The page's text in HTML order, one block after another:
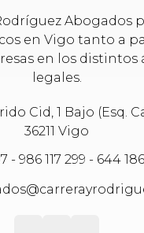
Abogados
en Vigo tanto a
en los distintos
legales.
Cid, 1 Bajo (Esq.
36211 Vigo
- 986 117 299 - 644 186